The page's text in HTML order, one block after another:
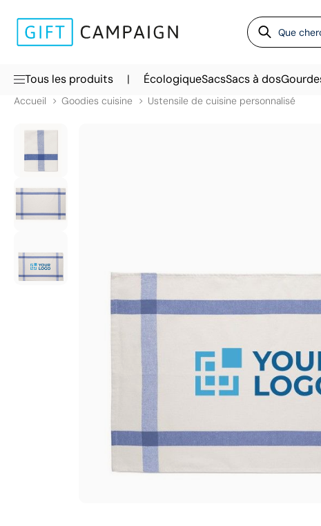
Tous les produits | ÉcologiqueSacsSacs à dos
Accueil Goodies cuisine Ustensile de cuisine personnalisé